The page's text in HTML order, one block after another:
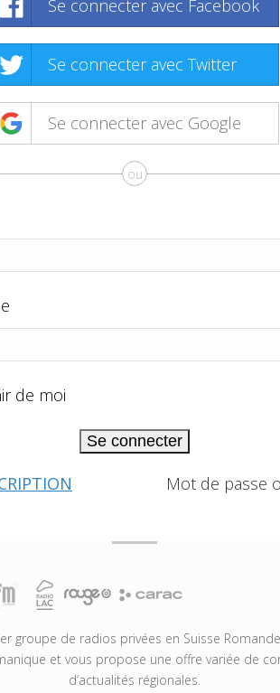
Se connecter avec Facebook
Se connecter avec Twitter
Se connecter avec Google
ou
de moi
Se connecter
Mot de passe
groupe de radios privées en Suisse
et vous propose une offre variée de
d’actualités régionales.